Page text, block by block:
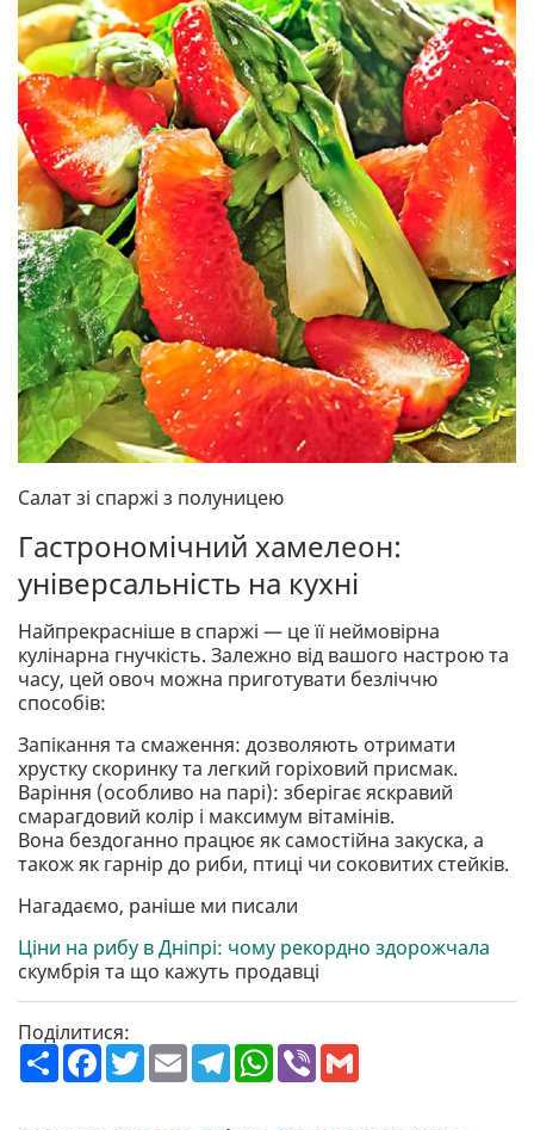
Салат зі спаржі з полуницею
Гастрономічний хамелеон:
універсальність на кухні
Найпрекрасніше в спаржі — це її неймовірна
кулінарна гнучкість. Залежно від вашого настрою та
часу, цей овоч можна приготувати безліччю
способів:
Запікання та смаження: дозволяють отримати
хрустку скоринку та легкий горіховий присмак.
Варіння (особливо на парі): зберігає яскравий
смарагдовий колір і максимум вітамінів.
Вона бездоганно працює як самостійна закуска, а
також як гарнір до риби, птиці чи соковитих стейків.
Нагадаємо, раніше ми писали
Ціни на рибу в Дніпрі: чому рекордно здорожчала
скумбрія та що кажуть продавці
Поділитися:
П
о
F
a
T
w
E
m
T
e
W
h
V